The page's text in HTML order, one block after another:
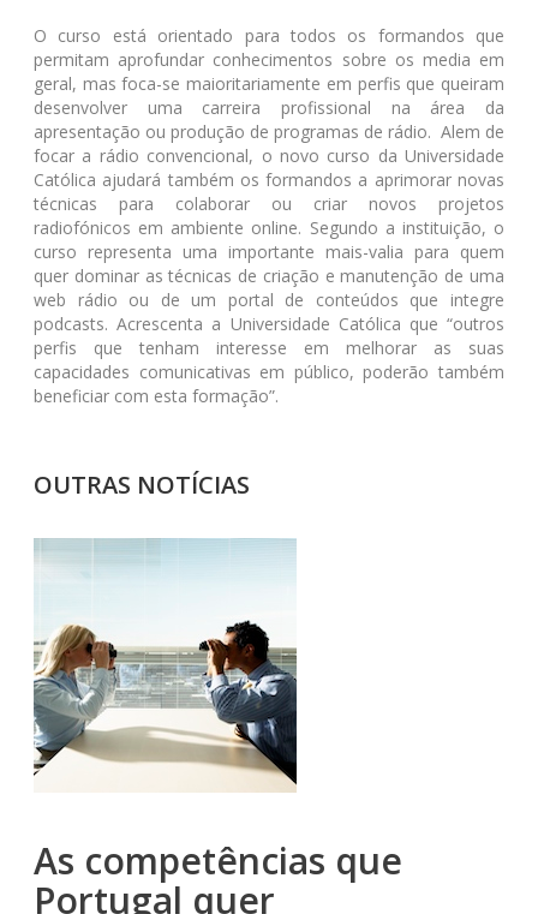
O curso está orientado para todos os formandos que
permitam aprofundar conhecimentos sobre os media em
geral, mas foca-se maioritariamente em perfis que queiram
desenvolver uma carreira profissional na área da
apresentação ou produção de programas de rádio. Alem de
focar a rádio convencional, o novo curso da Universidade
Católica ajudará também os formandos a aprimorar novas
técnicas para colaborar ou criar novos projetos
radiofónicos em ambiente online. Segundo a instituição, o
curso representa uma importante mais-valia para quem
quer dominar as técnicas de criação e manutenção de uma
web rádio ou de um portal de conteúdos que integre
podcasts. Acrescenta a Universidade Católica que “outros
perfis que tenham interesse em melhorar as suas
capacidades comunicativas em público, poderão também
beneficiar com esta formação”.
OUTRAS NOTÍCIAS
As competências que
Portugal quer